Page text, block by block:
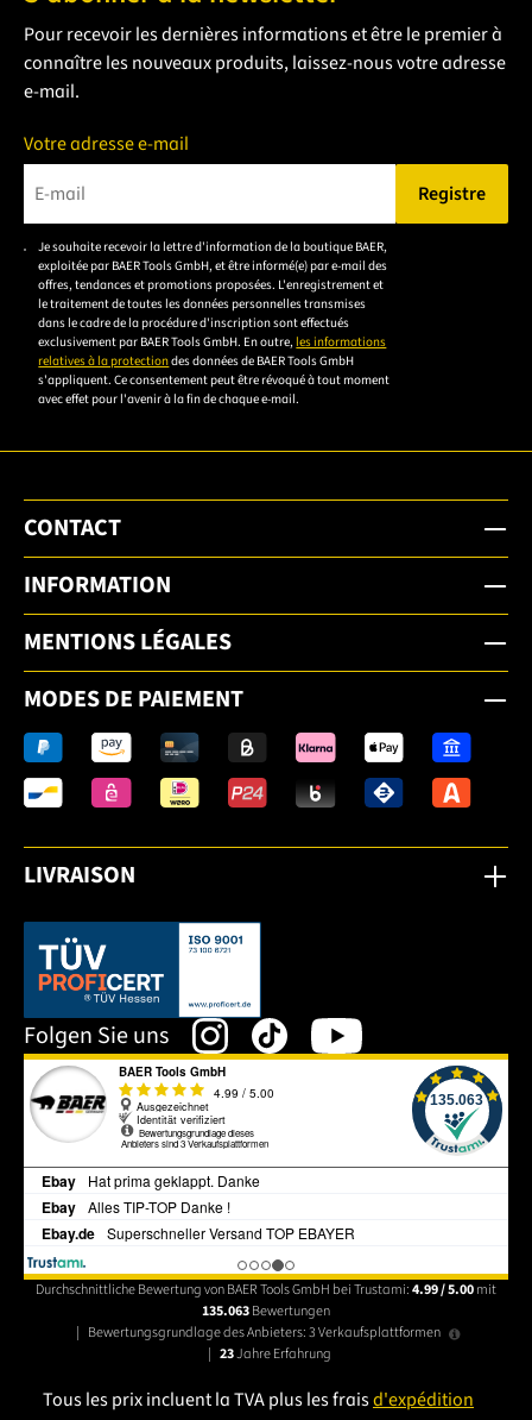
Pour recevoir les dernières informations et être le premier à
connaître les nouveaux produits, laissez-nous votre adresse
e-mail.
Votre adresse e-mail
Veuillez saisir une adresse e-mail valide.
Registre
Je souhaite recevoir la lettre d'information de la boutique BAER,
exploitée par BAER Tools GmbH, et être informé(e) par e-mail des
offres, tendances et promotions proposées. L'enregistrement et
le traitement de toutes les données personnelles transmises
dans le cadre de la procédure d'inscription sont effectués
exclusivement par BAER Tools GmbH. En outre, les informations
relatives à la protectiondes données de BAER Tools GmbH
s'appliquent. Ce consentement peut être révoqué à tout moment
avec effet pour l'avenir à la fin de chaque e-mail.
CONTACT
INFORMATION
MENTIONS LÉGALES
MODES DE PAIEMENT
LIVRAISON
Dieser Link öffnet sich in einem neuen Tab.
Folgen Sie uns
Durchschnittliche Bewertung von BAER Tools GmbH bei Trustami:4.99 / 5.00mit
135.063Bewertungen
| Bewertungsgrundlage des Anbieters: 3 Verkaufsplattformen
| 23Jahre Erfahrung
Tous les prix incluent la TVA plus les fraisd'expédition